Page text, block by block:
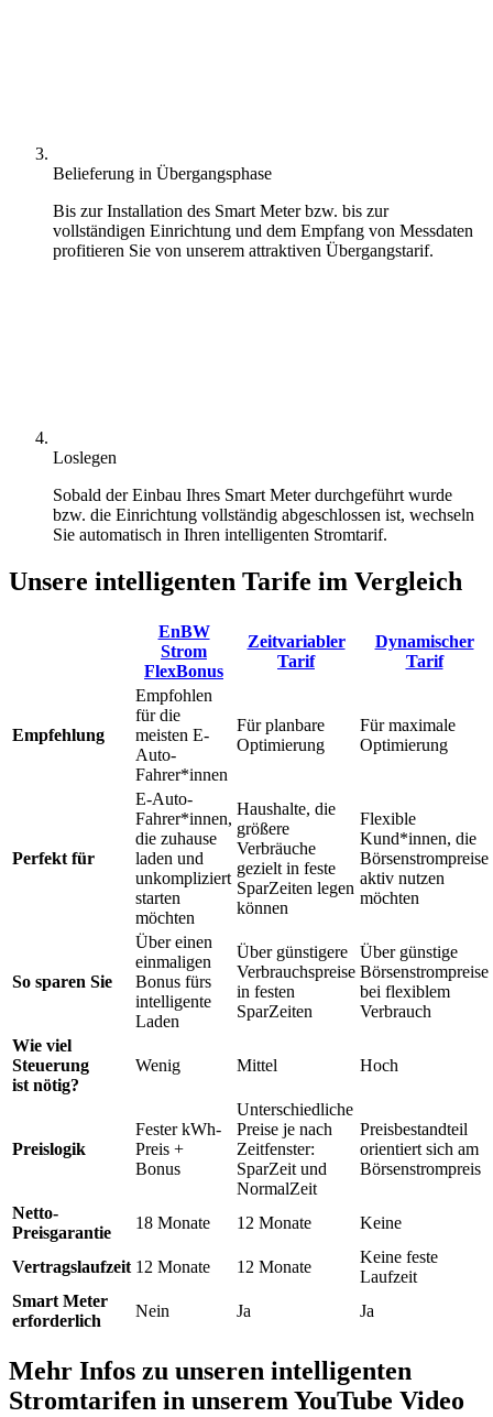
Belieferung in Übergangsphase
Bis zur Installation des Smart Meter bzw. bis zur
vollständigen Einrichtung und dem Empfang von Messdaten
profitieren Sie von unserem attraktiven Übergangstarif.
Loslegen
Sobald der Einbau Ihres Smart Meter durchgeführt wurde
bzw. die Einrichtung vollständig abgeschlossen ist, wechseln
Sie automatisch in Ihren intelligenten Stromtarif.
Unsere intelligenten Tarife im Vergleich
EnBW
Strom
FlexBonus
Zeitvariabler
Tarif
Dynamischer
Tarif
Empfehlung
Empfohlen
für die
meisten E-
Auto-
Fahrer*innen
Für planbare
Optimierung
Für maximale
Optimierung
Perfekt für
E-Auto-
Fahrer*innen,
die zuhause
laden und
unkompliziert
starten
möchten
Haushalte, die
größere
Verbräuche
gezielt in feste
SparZeiten legen
können
Flexible
Kund*innen, die
Börsenstrompreise
aktiv nutzen
möchten
So sparen Sie
Über einen
einmaligen
Bonus fürs
intelligente
Laden
Über günstigere
Verbrauchspreise
in festen
SparZeiten
Über günstige
Börsenstrompreise
bei flexiblem
Verbrauch
Wie viel
Steuerung
ist nötig?
Wenig Mittel Hoch
Preislogik
Fester kWh-
Preis +
Bonus
Unterschiedliche
Preise je nach
Zeitfenster:
SparZeit und
NormalZeit
Preisbestandteil
orientiert sich am
Börsenstrompreis
Netto-
Preisgarantie
18 Monate 12 Monate Keine
Vertragslaufzeit 12 Monate 12 Monate
Keine feste
Laufzeit
Smart Meter
erforderlich
Nein Ja Ja
Mehr Infos zu unseren intelligenten
Stromtarifen in unserem YouTube Video